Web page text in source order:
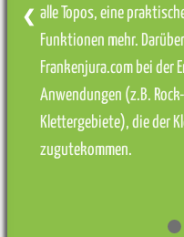
alle Topos, eine
Funktionen mehr.
Frankenjura.com bei der
Anwendungen (z.B.
Klettergebiete), die der
zugutekommen.
❮